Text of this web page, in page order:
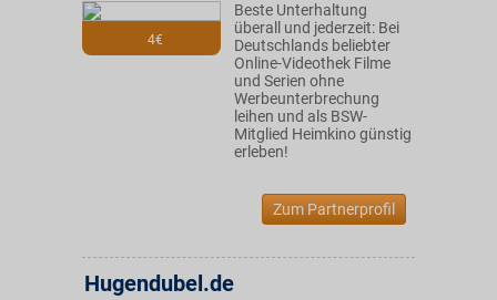
4€
Beste Unterhaltung
überall und jederzeit: Bei
Deutschlands beliebter
Online-Videothek Filme
und Serien ohne
Werbeunterbrechung
leihen und als BSW-
Mitglied Heimkino günstig
erleben!
Zum Partnerprofil
Hugendubel.de